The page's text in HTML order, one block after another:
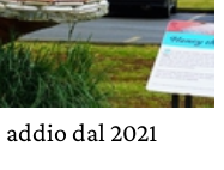
dal 2021